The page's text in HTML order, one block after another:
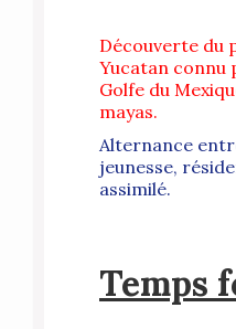
Découverte du
Yucatan connu
Golfe du
mayas.
Alternance
jeunesse,
assimilé.
Temps